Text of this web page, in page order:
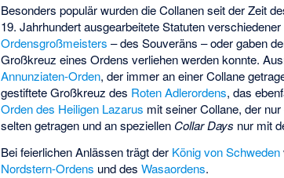
Besonders populär wurden die Collanen seit der Zeit
19. Jahrhundert ausgearbeitete Statuten
Ordensgroßmeisters – des Souveräns – oder gaben
Großkreuz eines Ordens verliehen werden konnte.
Annunziaten-Orden, der immer an einer Collane
gestiftete Großkreuz des Roten Adlerordens, das
Orden des Heiligen Lazarus mit seiner Collane, der
selten getragen und an speziellen Collar Days nur mit
Bei feierlichen Anlässen trägt der König von Schweden
Nordstern-Ordens und desWasaordens.